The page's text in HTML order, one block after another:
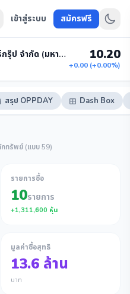
เข้าสู่ระบบ สมัครฟรี
บริษัท แพทย์รังสิตเฮลท์แคร์กรุ๊ป จำกัด (มหาชน) 10.20
+0.00 (+0.00%)
สรุป OPPDAY Dash Box
กทรัพย์ (แบบ 59)
รายการซื้อ
10รายการ
+1,311,600 หุ้น
มูลค่าซื้อสุทธิ
13.6 ล้าน
บาท